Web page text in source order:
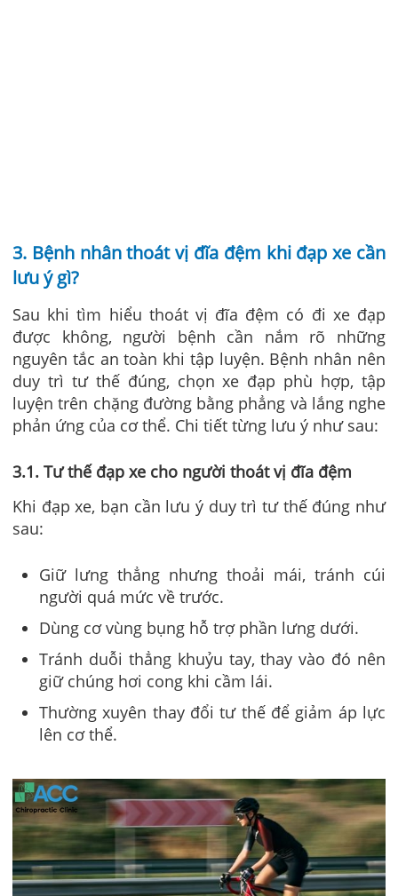
3. Bệnh nhân thoát vị đĩa đệm khi đạp xe cần
lưu ý gì?
Sau khi tìm hiểu thoát vị đĩa đệm có đi xe đạp
được không, người bệnh cần nắm rõ những
nguyên tắc an toàn khi tập luyện. Bệnh nhân nên
duy trì tư thế đúng, chọn xe đạp phù hợp, tập
luyện trên chặng đường bằng phẳng và lắng nghe
phản ứng của cơ thể. Chi tiết từng lưu ý như sau:
3.1. Tư thế đạp xe cho người thoát vị đĩa đệm
Khi đạp xe, bạn cần lưu ý duy trì tư thế đúng như
sau:
Giữ lưng thẳng nhưng thoải mái, tránh cúi
người quá mức về trước.
Dùng cơ vùng bụng hỗ trợ phần lưng dưới.
Tránh duỗi thẳng khuỷu tay, thay vào đó nên
giữ chúng hơi cong khi cầm lái.
Thường xuyên thay đổi tư thế để giảm áp lực
lên cơ thể.